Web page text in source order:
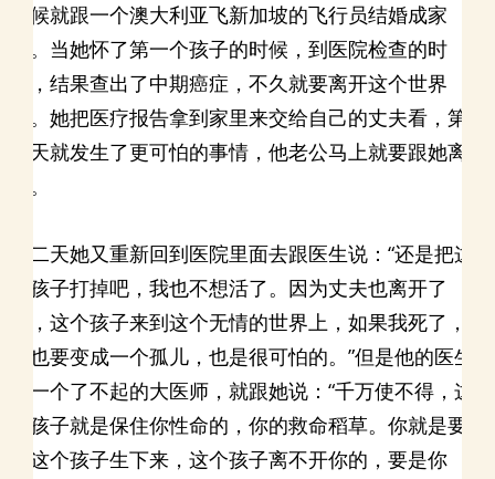
时候就跟一个澳大利亚飞新加坡的飞行员结婚成家
了。当她怀了第一个孩子的时候，到医院检查的时
候，结果查出了中期癌症，不久就要离开这个世界
了。她把医疗报告拿到家里来交给自己的丈夫看，第
二天就发生了更可怕的事情，他老公马上就要跟她离
婚。
第二天她又重新回到医院里面去跟医生说：“还是把这
个孩子打掉吧，我也不想活了。因为丈夫也离开了
我，这个孩子来到这个无情的世界上，如果我死了，
他也要变成一个孤儿，也是很可怕的。”但是他的医生
是一个了不起的大医师，就跟她说：“千万使不得，这
个孩子就是保住你性命的，你的救命稻草。你就是要
把这个孩子生下来，这个孩子离不开你的，要是你